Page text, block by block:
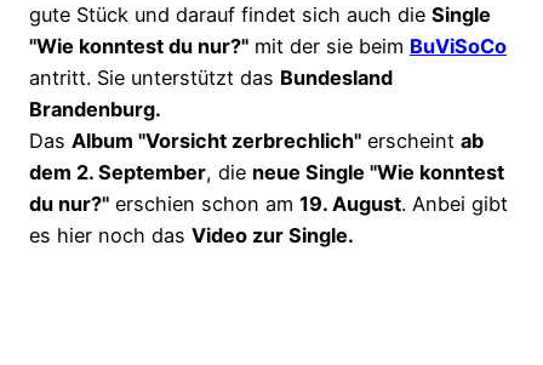
gute Stück und darauf findet sich auch die Single
"Wie konntest du nur?" mit der sie beim BuViSoCo
antritt. Sie unterstützt das Bundesland
Brandenburg.
Das Album "Vorsicht zerbrechlich" erscheint ab
dem 2. September, die neue Single "Wie konntest
du nur?" erschien schon am 19. August. Anbei gibt
es hier noch das Video zur Single.